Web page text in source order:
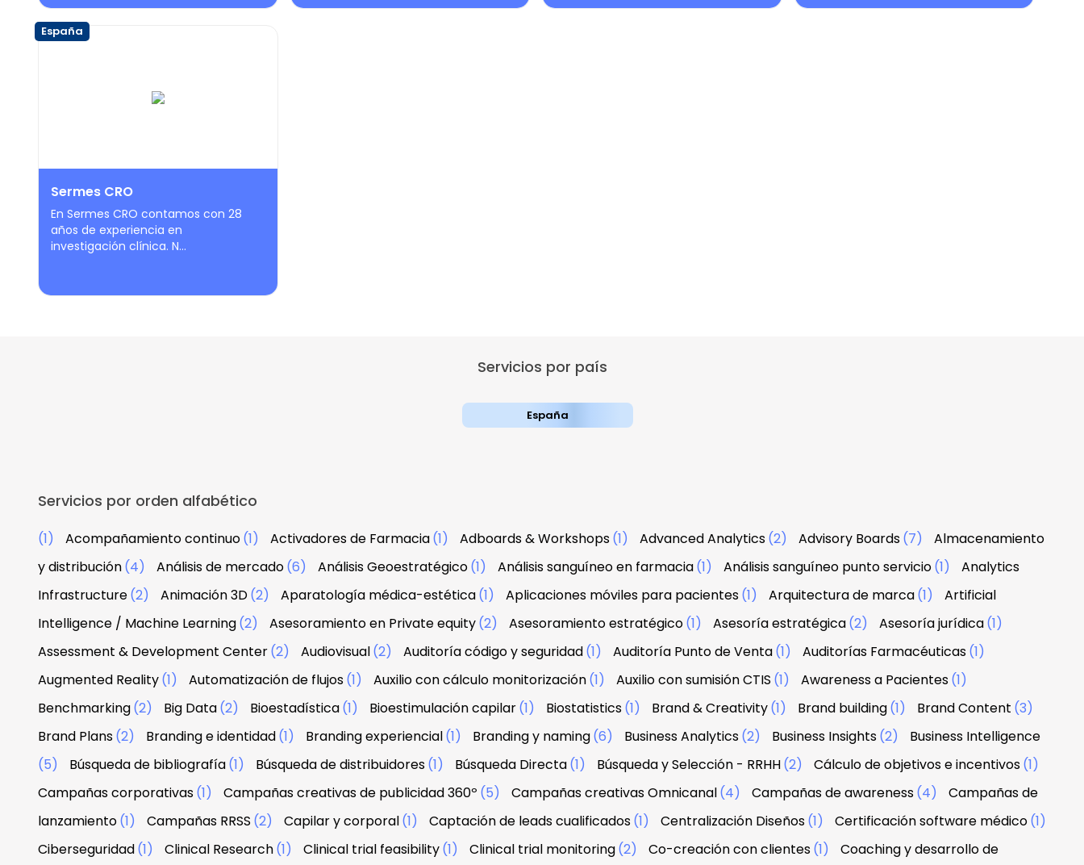
España
Sermes CRO
En Sermes CRO contamos con 28
años de experiencia en
investigación clínica. N...
Servicios por país
España
Servicios por orden alfabético
(1) Acompañamiento continuo(1) Activadores de Farmacia(1) Adboards & Workshops(1) Advanced Analytics(2) Advisory Boards(7)
Almacenamiento
y distribución(4) Análisis de mercado(6) Análisis Geoestratégico(1) Análisis sanguíneo en farmacia(1) Análisis sanguíneo punto servicio(1)
Analytics
Infrastructure(2) Animación 3D(2) Aparatología médica-estética(1) Aplicaciones móviles para pacientes(1) Arquitectura de marca(1)
Artificial
Intelligence / Machine Learning(2) Asesoramiento en Private equity(2) Asesoramiento estratégico(1) Asesoría estratégica(2) Asesoría jurídica(1)
Assessment & Development Center(2) Audiovisual(2) Auditoría código y seguridad(1) Auditoría Punto de Venta(1) Auditorías Farmacéuticas(1)
Augmented Reality(1) Automatización de flujos(1) Auxilio con cálculo monitorización(1) Auxilio con sumisión CTIS (1) Awareness a Pacientes(1)
Benchmarking(2) Big Data(2) Bioestadística(1) Bioestimulación capilar(1) Biostatistics(1) Brand & Creativity(1) Brand building(1) Brand Content (3)
Brand Plans(2) Branding e identidad(1) Branding experiencial(1) Branding y naming(6) Business Analytics(2) Business Insights(2)
Business Intelligence
(5)
Búsqueda de bibliografía(1) Búsqueda de distribuidores(1) Búsqueda Directa(1) Búsqueda y Selección - RRHH(2) Cálculo de objetivos e incentivos(1)
Campañas corporativas(1) Campañas creativas de publicidad 360º (5) Campañas creativas Omnicanal(4) Campañas de awareness(4)
Campañas de
lanzamiento(1) Campañas RRSS (2) Capilar y corporal(1) Captación de leads cualificados(1) Centralización Diseños(1) Certificación software médico(1)
Ciberseguridad(1) Clinical Research(1) Clinical trial feasibility(1) Clinical trial monitoring(2) Co-creación con clientes(1)
Coaching y desarrollo de